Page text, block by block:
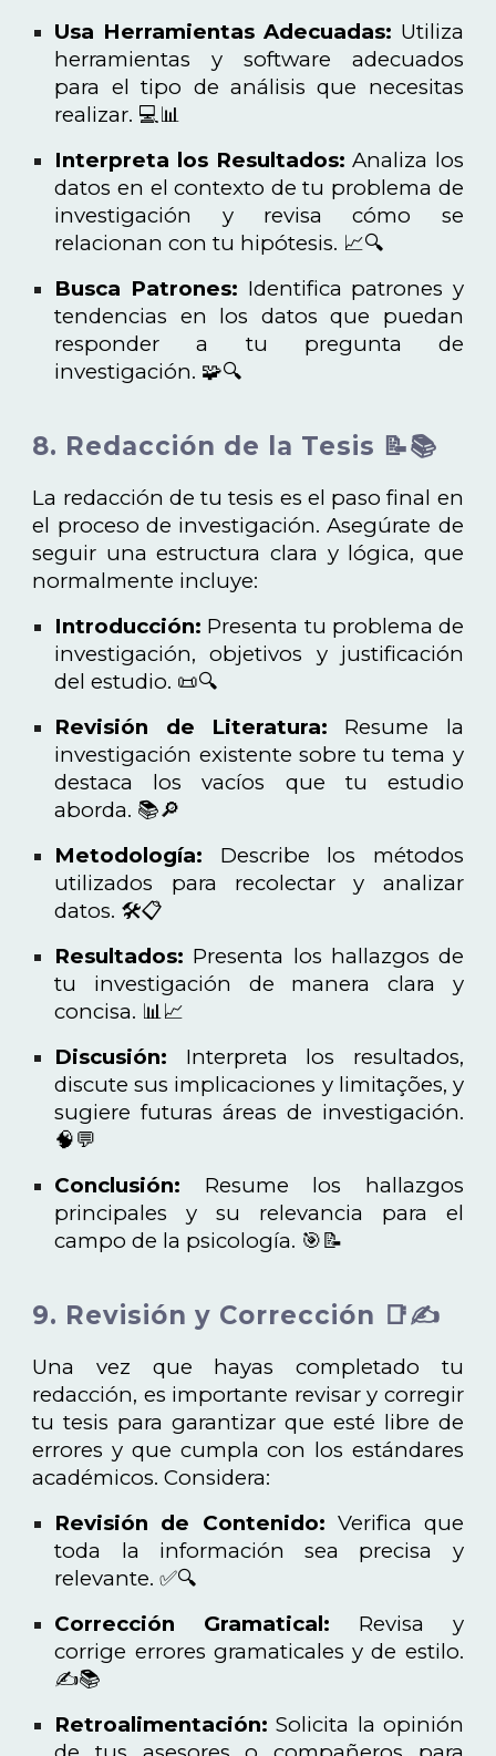
Usa Herramientas Adecuadas: Utiliza
herramientas y software adecuados
para el tipo de análisis que necesitas
realizar. 💻📊
Interpreta los Resultados: Analiza los
datos en el contexto de tu problema de
investigación y revisa cómo se
relacionan con tu hipótesis. 📈🔍
Busca Patrones: Identifica patrones y
tendencias en los datos que puedan
responder a tu pregunta de
investigación. 🧩🔍
8. Redacción de la Tesis 📝📚
La redacción de tu tesis es el paso final en
el proceso de investigación. Asegúrate de
seguir una estructura clara y lógica, que
normalmente incluye:
Introducción: Presenta tu problema de
investigación, objetivos y justificación
del estudio. 📜🔍
Revisión de Literatura: Resume la
investigación existente sobre tu tema y
destaca los vacíos que tu estudio
aborda. 📚🔎
Metodología: Describe los métodos
utilizados para recolectar y analizar
datos. 🛠️📋
Resultados: Presenta los hallazgos de
tu investigación de manera clara y
concisa. 📊📈
Discusión: Interpreta los resultados,
discute sus implicaciones y limitações, y
sugiere futuras áreas de investigación.
🧠💬
Conclusión: Resume los hallazgos
principales y su relevancia para el
campo de la psicología. 🎯📝
9. Revisión y Corrección 📑✍️
Una vez que hayas completado tu
redacción, es importante revisar y corregir
tu tesis para garantizar que esté libre de
errores y que cumpla con los estándares
académicos. Considera:
Revisión de Contenido: Verifica que
toda la información sea precisa y
relevante. ✅🔍
Corrección Gramatical: Revisa y
corrige errores gramaticales y de estilo.
✍️📚
Retroalimentación: Solicita la opinión